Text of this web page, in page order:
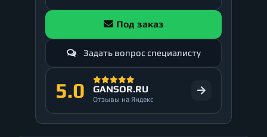
Под заказ
Задать вопрос специалисту
5.0 GANSOR.RU
Отзывы на Яндекс